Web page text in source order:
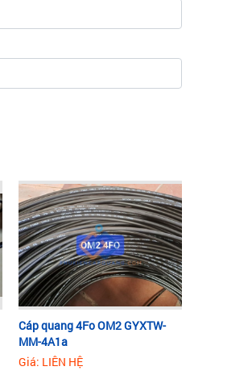
Cáp quang 4Fo OM2 GYXTW-
MM-4A1a
Giá: LIÊN HỆ